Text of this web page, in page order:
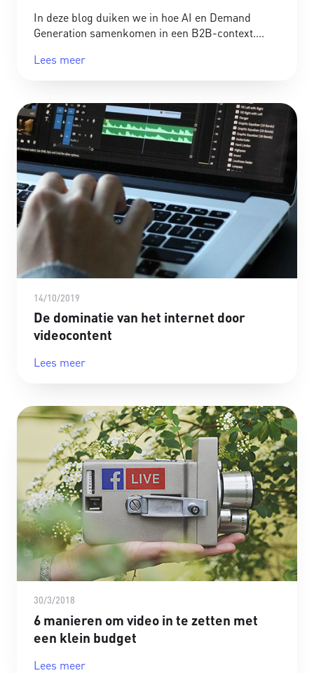
In deze blog duiken we in hoe AI en Demand
Generation samenkomen in een B2B-context.
Lees meer
14/10/2019
De dominatie van het internet door
videocontent
Lees meer
30/3/2018
6 manieren om video in te zetten met
een klein budget
Lees meer